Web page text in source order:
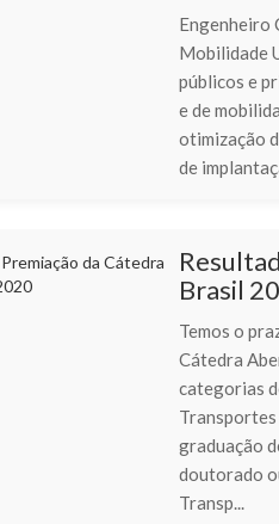
Engenheiro
Mobilidade
públicos e
e de
otimização
de
Brasil
Temos o
Cátedra
categorias
Transportes
graduação
doutorado
Transp...